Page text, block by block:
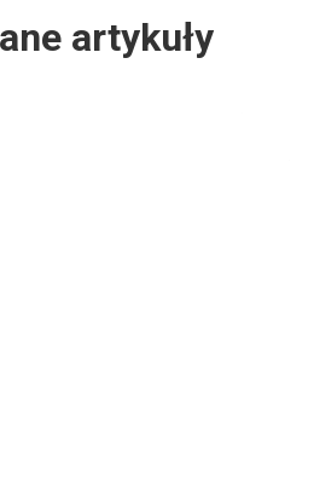
artykuły